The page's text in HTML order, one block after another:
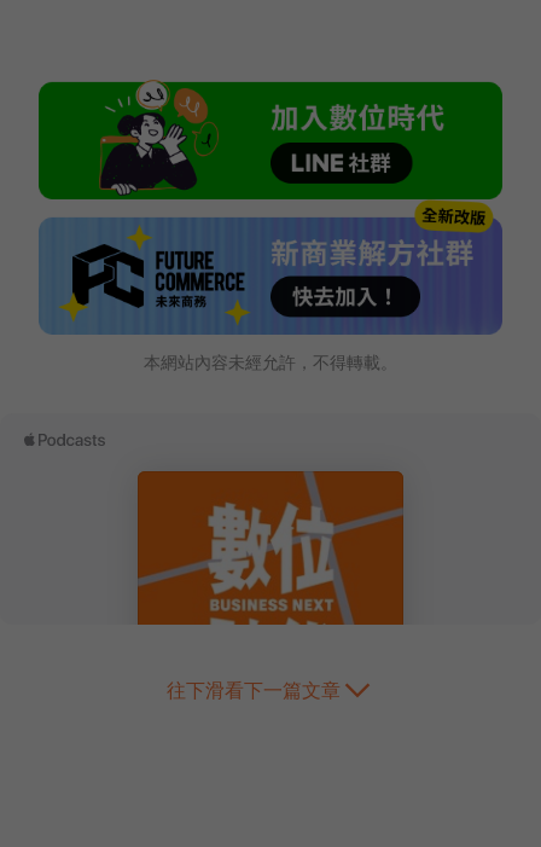
本網站內容未經允許，不得轉載。
往下滑看下一篇文章